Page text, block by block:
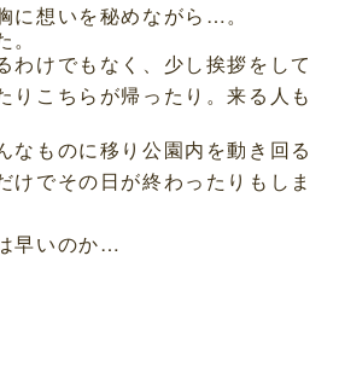
に想いを秘めながら…。
わけでもなく、少し挨拶をして
りこちらが帰ったり。来る人も
なものに移り公園内を動き回る
けでその日が終わったりもしま
早いのか…